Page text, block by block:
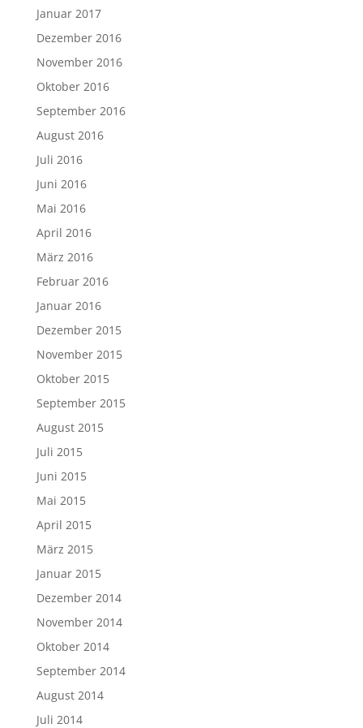
Januar 2017
Dezember 2016
November 2016
Oktober 2016
September 2016
August 2016
Juli 2016
Juni 2016
Mai 2016
April 2016
März 2016
Februar 2016
Januar 2016
Dezember 2015
November 2015
Oktober 2015
September 2015
August 2015
Juli 2015
Juni 2015
Mai 2015
April 2015
März 2015
Januar 2015
Dezember 2014
November 2014
Oktober 2014
September 2014
August 2014
Juli 2014